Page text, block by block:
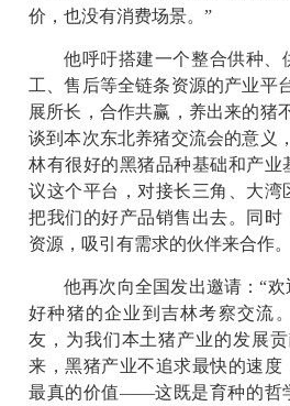
价，也没有消费场景。”
他呼吁搭建一个整合供种、
工、售后等全链条资源的产业平
展所长，合作共赢，养出来的猪
谈到本次东北养猪交流会的意义
林有很好的黑猪品种基础和产业
议这个平台，对接长三角、大湾
把我们的好产品销售出去。同时
资源，吸引有需求的伙伴来合作
他再次向全国发出邀请：“
好种猪的企业到吉林考察交流
友，为我们本土猪产业的发展
来，黑猪产业不追求最快的速度
最真的价值——这既是育种的哲